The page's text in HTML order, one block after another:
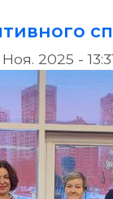
Ноя. 2025 -